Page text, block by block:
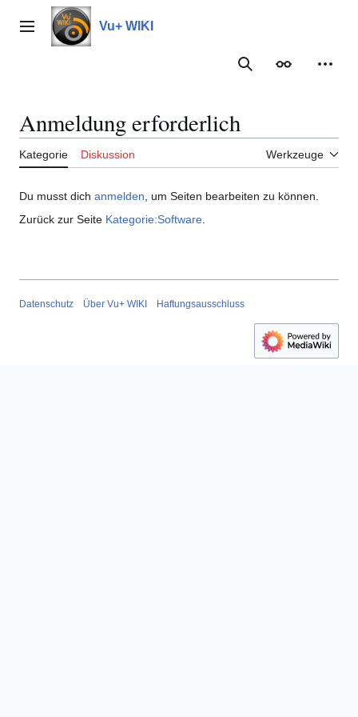
Inhalt
springenHauptmenü Vu+ WIKI
Suche
Anmeldung erforderlich
Kategorie Diskussion Werkzeuge
Du musst dich anmelden , um Seiten bearbeiten zu können.
Zurück zur Seite Kategorie:Software
Datenschutz Über Vu+ WIKI Haftungsausschluss